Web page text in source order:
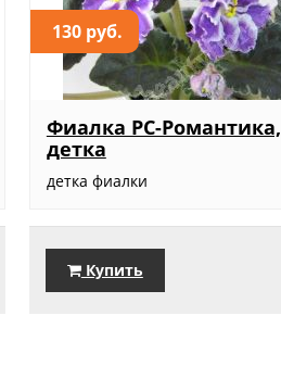
130 руб.
Фиалка РС-Романтика,
детка
детка фиалки
Купить